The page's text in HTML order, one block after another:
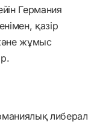
Германия
қазір
жұмыс
либерал